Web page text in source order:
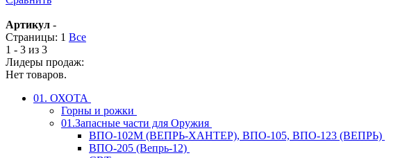
Артикул -
Страницы: 1 Все
1 - 3 из 3
Лидеры продаж:
Нет товаров.
01. ОХОТА
Горны и рожки
01.Запасные части для Оружия
ВПО-102М (ВЕПРЬ-ХАНТЕР), ВПО-105, ВПО-123 (ВЕПРЬ)
ВПО-205 (Вепрь-12)